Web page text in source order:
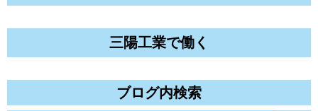
三陽工業で働く
ブログ内検索